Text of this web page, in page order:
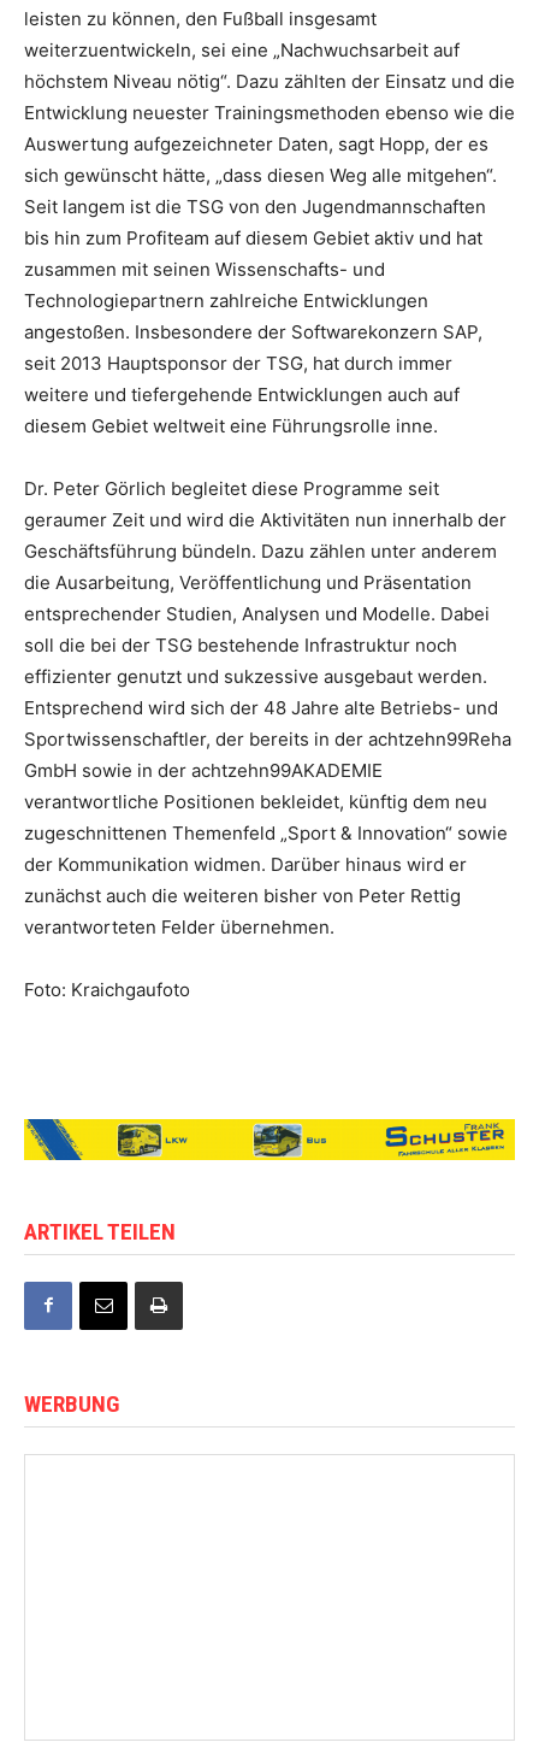
leisten zu können, den Fußball insgesamt
weiterzuentwickeln, sei eine „Nachwuchsarbeit auf
höchstem Niveau nötig“. Dazu zählten der Einsatz und die
Entwicklung neuester Trainingsmethoden ebenso wie die
Auswertung aufgezeichneter Daten, sagt Hopp, der es
sich gewünscht hätte, „dass diesen Weg alle mitgehen“.
Seit langem ist die TSG von den Jugendmannschaften
bis hin zum Profiteam auf diesem Gebiet aktiv und hat
zusammen mit seinen Wissenschafts- und
Technologiepartnern zahlreiche Entwicklungen
angestoßen. Insbesondere der Softwarekonzern SAP,
seit 2013 Hauptsponsor der TSG, hat durch immer
weitere und tiefergehende Entwicklungen auch auf
diesem Gebiet weltweit eine Führungsrolle inne.
Dr. Peter Görlich begleitet diese Programme seit
geraumer Zeit und wird die Aktivitäten nun innerhalb der
Geschäftsführung bündeln. Dazu zählen unter anderem
die Ausarbeitung, Veröffentlichung und Präsentation
entsprechender Studien, Analysen und Modelle. Dabei
soll die bei der TSG bestehende Infrastruktur noch
effizienter genutzt und sukzessive ausgebaut werden.
Entsprechend wird sich der 48 Jahre alte Betriebs- und
Sportwissenschaftler, der bereits in der achtzehn99Reha
GmbH sowie in der achtzehn99AKADEMIE
verantwortliche Positionen bekleidet, künftig dem neu
zugeschnittenen Themenfeld „Sport & Innovation“ sowie
der Kommunikation widmen. Darüber hinaus wird er
zunächst auch die weiteren bisher von Peter Rettig
verantworteten Felder übernehmen.
Foto: Kraichgaufoto
ARTIKEL TEILEN
WERBUNG